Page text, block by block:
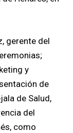
gerente del
y
de
de Salud,
del
como